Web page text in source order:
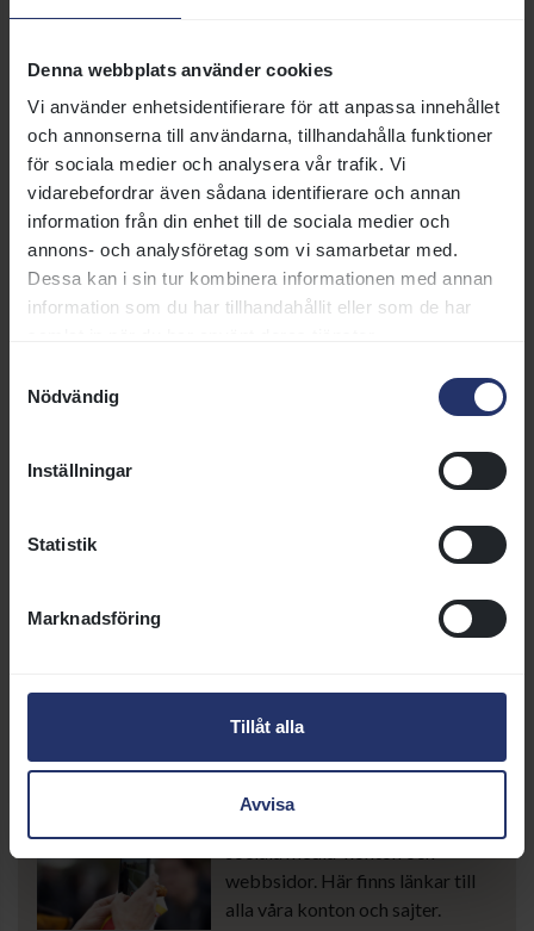
Denna webbplats använder cookies
Vi använder enhetsidentifierare för att anpassa innehållet
och annonserna till användarna, tillhandahålla funktioner
för sociala medier och analysera vår trafik. Vi
vidarebefordrar även sådana identifierare och annan
information från din enhet till de sociala medier och
annons- och analysföretag som vi samarbetar med.
Dessa kan i sin tur kombinera informationen med annan
information som du har tillhandahållit eller som de har
Nödvändig
Inställningar
Statistik
Marknadsföring
Tillåt alla
Avvisa
medarbetarna i Svensk Galopp
specifika frågor och ärenden
varje medarbetare kan hjälpa dig
med. Vårt mål är att göra det
enkelt för dig att hitta rätt
person att kontakta.
Information om hur du skickar en
Läs mer
Vi publicerar pressmeddelanden
och högupplösta bilder för media
Läs mer
webbsidor. Här finns länkar till
alla våra konton och sajter.